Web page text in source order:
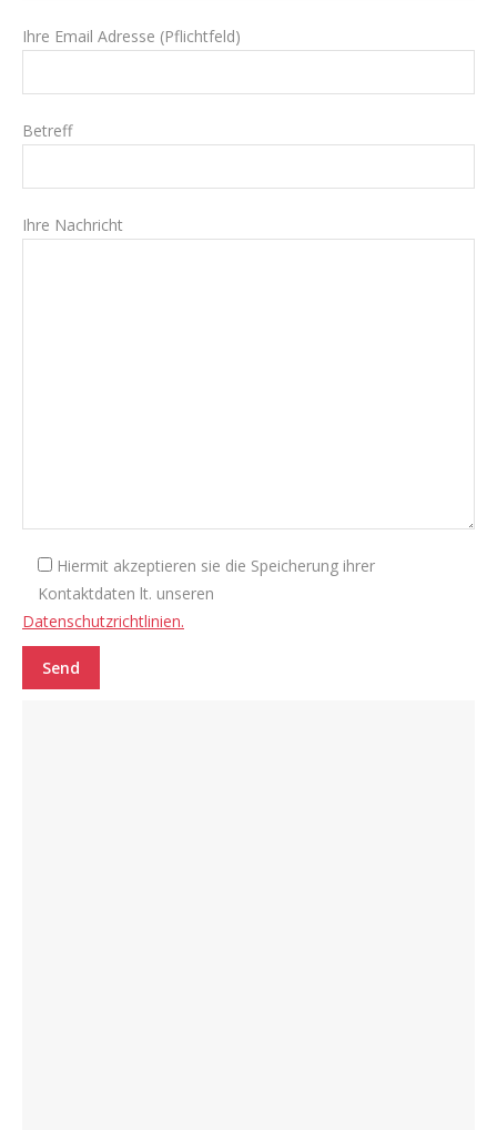
Ihre Email Adresse (Pflichtfeld)
Betreff
Ihre Nachricht
Hiermit akzeptieren sie die Speicherung ihrer
Kontaktdaten lt. unseren
Datenschutzrichtlinien.